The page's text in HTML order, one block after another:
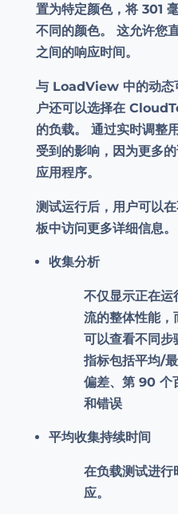
置为特定颜色，将 301
不同的颜色。 这允许您
之间的响应时间。
与 LoadView 中的动态
户还可以选择在
的负载。 通过实时调整
受到的影响，因为更多
应用程序。
测试运行后，用户可以
板中访问更多详细信息。
收集分析
不仅显示正在运
流的整体性能，
可以查看不同步
指标包括平均/
偏差、第 90 个
和错误
平均收集持续时间
在负载测试进行
应。